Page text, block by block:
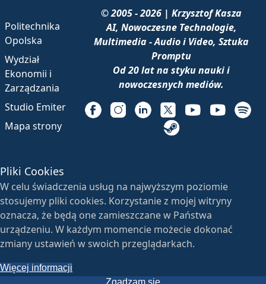
Politechnika
Opolska
Wydział
Ekonomii i
Zarządzania
Studio Emiter
Mapa strony
© 2005 - 2026 | Krzysztof Kasza
AI, Nowoczesne Technologie,
Multimedia - Audio i Video, Sztuka
Promptu
Od 20 lat na styku nauki i
nowoczesnych mediów.
Pliki Cookies
W celu świadczenia usług na najwyższym poziomie
stosujemy pliki cookies. Korzystanie z mojej witryny
oznacza, że będą one zamieszczane w Państwa
urządzeniu. W każdym momencie możecie dokonać
zmiany ustawień w swoich przeglądarkach.
Więcej informacji